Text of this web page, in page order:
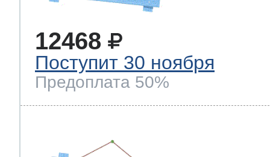
12468
Поступит 30 ноября
Предоплата 50%